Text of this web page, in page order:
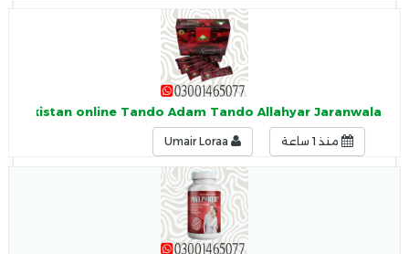
Pakistan online Tando Adam Tando Allahyar Jaranwala
منذ 1 ساعة